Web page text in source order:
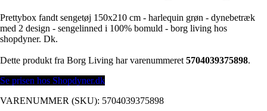
Prettybox fandt sengetøj 150x210 cm - harlequin grøn - dynebetræk
med 2 design - sengelinned i 100% bomuld - borg living hos
shopdyner. Dk.
Dette produkt fra Borg Living har varenummeret 5704039375898.
Se prisen hos Shopdyner.dk
VARENUMMER (SKU): 5704039375898